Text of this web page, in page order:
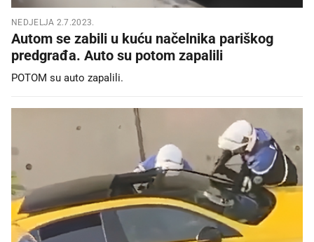
NEDJELJA 2.7.2023.
Autom se zabili u kuću načelnika pariškog
predgrađa. Auto su potom zapalili
POTOM su auto zapalili.